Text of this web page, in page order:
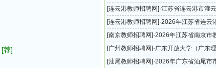
[荐]
花实验学校招聘教师信息
[连云港教师招聘网]·江苏省连云港市灌
局所属学校2026年公开招聘新教师笔试
[连云港教师招聘网]·2026年江苏省连云
局直属学校教师招聘成绩公布（第二批
[南京教师招聘网]·2026年江苏省南京市
教师招聘15名公告
[广州教师招聘网]·广东开放大学（广东
学院）2026年公开招聘工作人员公告（
[汕尾教师招聘网]·2026年广东省汕尾市